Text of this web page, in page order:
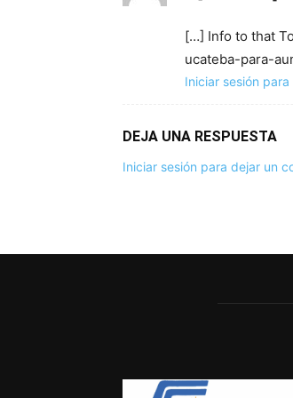
[…] Info to that
ucateba-para-
Iniciar sesión
DEJA UNA RESPUESTA
Iniciar sesión para dejar un